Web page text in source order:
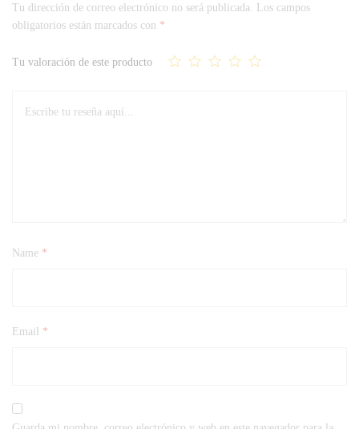
Tu dirección de correo electrónico no será publicada.
Los campos
obligatorios están marcados con *
Tu valoración de este producto
Name *
Email *